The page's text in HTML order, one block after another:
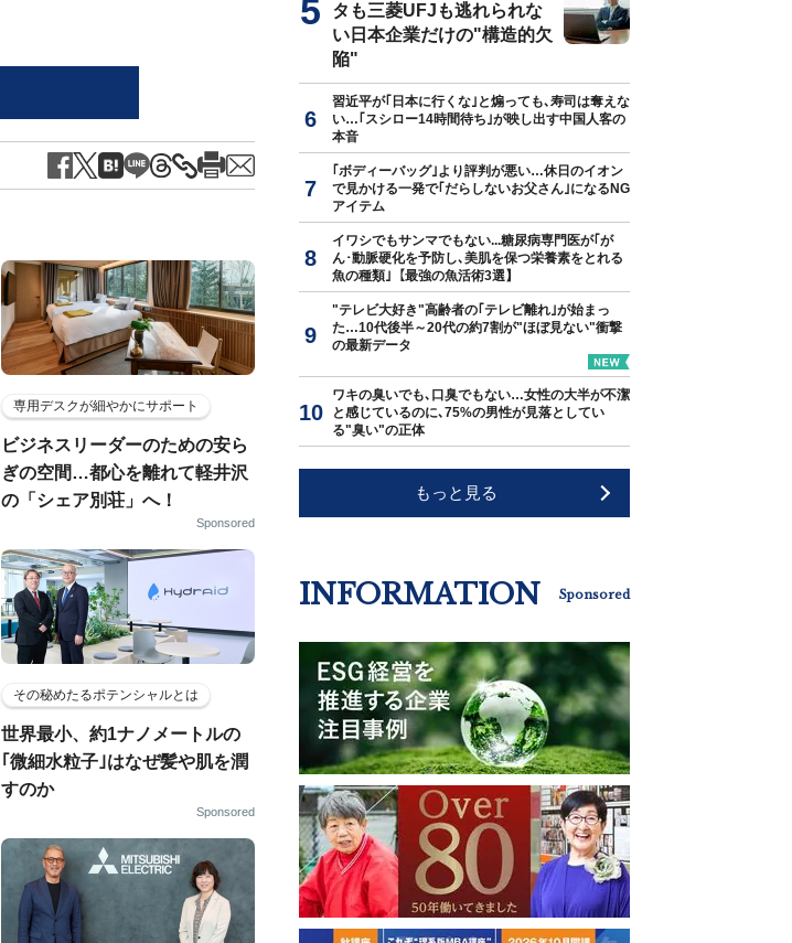
専用デスクが細やかにサポート
ビジネスリーダーのための安ら
ぎの空間…都心を離れて軽井沢
の「シェア別荘」へ！
Sponsored
その秘めたるポテンシャルとは
世界最小、約1ナノメートルの
｢微細水粒子｣はなぜ髪や肌を潤
すのか
Sponsored
タも三菱UFJも逃れられな
い日本企業だけの"構造的欠
陥"
習近平が｢日本に行くな｣と煽っても､寿司は奪えな
い…｢スシロー14時間待ち｣が映し出す中国人客の
本音
｢ボディーバッグ｣より評判が悪い…休日のイオン
で見かける一発で｢だらしないお父さん｣になるNG
アイテム
イワシでもサンマでもない...糖尿病専門医が｢が
ん･動脈硬化を予防し､美肌を保つ栄養素をとれる
魚の種類｣【最強の魚活術3選】
"テレビ大好き"高齢者の｢テレビ離れ｣が始まっ
た…10代後半～20代の約7割が"ほぼ見ない"衝撃
の最新データ
ワキの臭いでも､口臭でもない…女性の大半が不潔
と感じているのに､75%の男性が見落としてい
る"臭い"の正体
もっと見る
INFORMATION Sponsored